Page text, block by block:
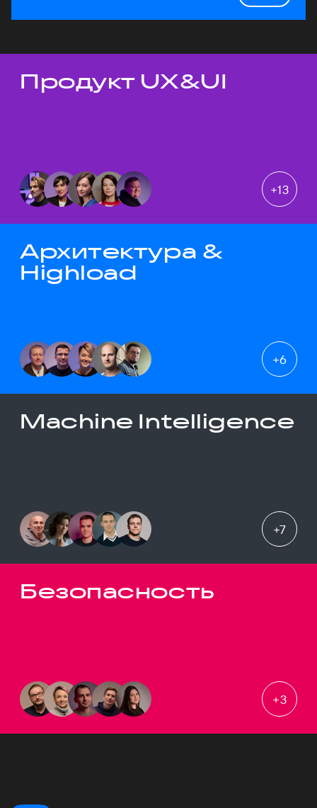
Темы докладов
Продукт UX&UI
+13
Архитектура &
Highload
+6
Machine Intelligence
+7
Безопасность
+3